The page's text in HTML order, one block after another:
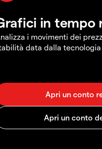
in tempo
i movimenti dei
data dalla tecnologia